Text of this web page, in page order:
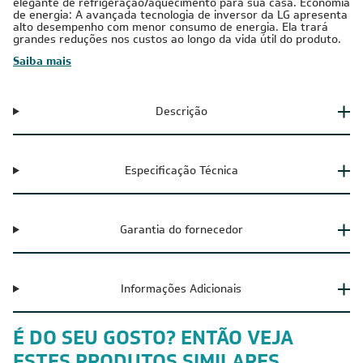
de energia: A avançada tecnologia de inversor da LG apresenta
alto desempenho com menor consumo de energia. Ela trará
grandes reduções nos custos ao longo da vida útil do produto.
Saiba mais
Descrição
Especificação Técnica
Garantia do fornecedor
Informações Adicionais
É DO SEU GOSTO? ENTÃO VEJA